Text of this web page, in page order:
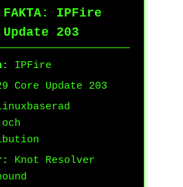
FAKTA: IPFire
203
IPFire
Core Update 203
Knot Resolver